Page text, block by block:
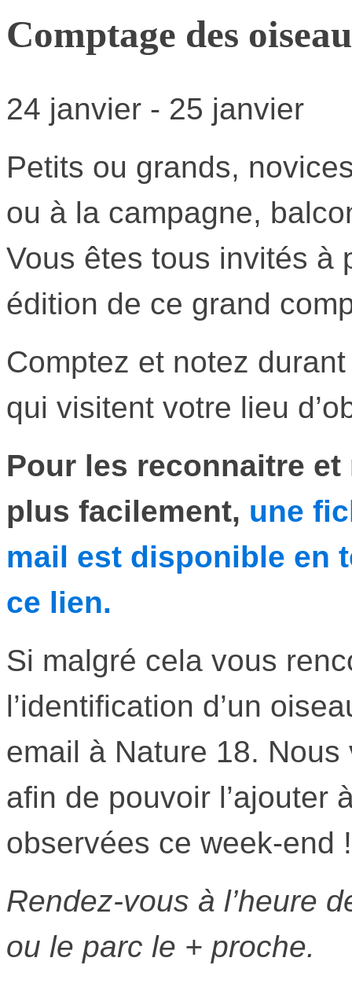
Comptage des
24 janvier - 25 janvier
Petits ou grands,
ou à la campagne,
Vous êtes tous invités à
édition de ce grand
Comptez et notez
qui visitent votre lieu
Pour les reconnaitre
plus facilement, une
mail est disponible en
ce lien.
Si malgré cela vous
l’identification d’un
email à Nature 18. Nous
afin de pouvoir l’ajouter
observées ce week-end !
Rendez-vous à l’heure
ou le parc le + proche.